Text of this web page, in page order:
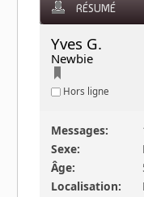
RÉSUMÉ
Yves G.
Newbie
Hors ligne
Messages:
Sexe:
Âge:
Localisation: